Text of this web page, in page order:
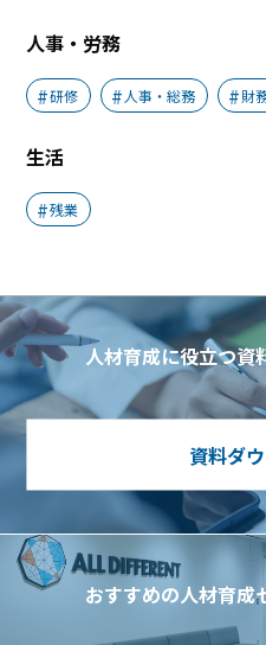
人事・労務
研修 人事・総務 財
生活
残業
人材育成に役立つ資
資料ダ
おすすめの人材育成